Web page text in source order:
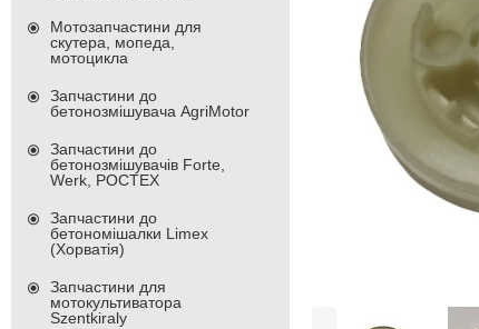
Мотозапчастини для
скутера, мопеда,
мотоцикла
Запчастини до
бетонозмішувача AgriMotor
Запчастини до
бетонозмішувачів Forte,
Werk, РОСТЕХ
Запчастини до
бетономішалки Limex
(Хорватія)
Запчастини для
мотокультиватора
Szentkiraly